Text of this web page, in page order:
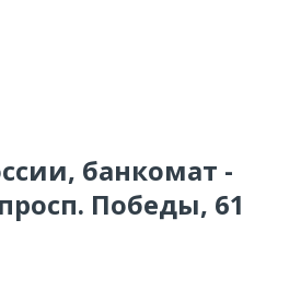
банкомат -
Победы, 61